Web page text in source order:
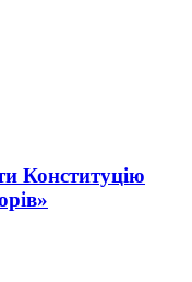
Конституцію